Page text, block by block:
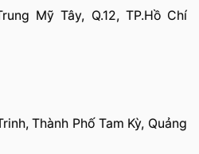
Mỹ Tây, Q.12, TP.Hồ Chí
Thành Phố Tam Kỳ, Quảng